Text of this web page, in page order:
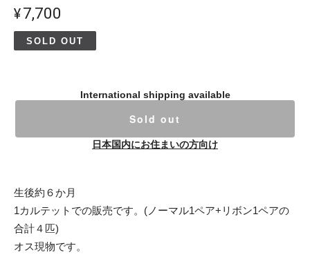
¥7,700
SOLD OUT
International shipping available
Sold out
日本国内にお住まいの方向け
生後約６か月
1カルテットでの販売です。(ノーマル1ペア+リボン1ペアの
合計４匹)
オス現物です。